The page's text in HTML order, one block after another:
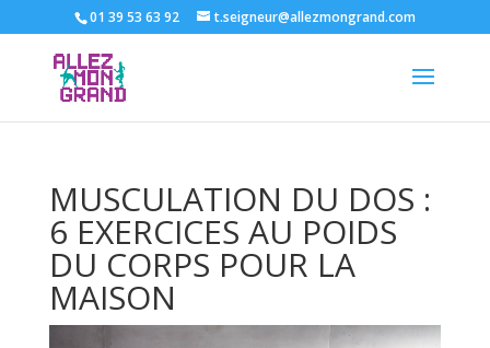
01 39 53 63 92 t.seigneur@allezmongrand.com
MUSCULATION DU DOS :
6 EXERCICES AU POIDS
DU CORPS POUR LA
MAISON